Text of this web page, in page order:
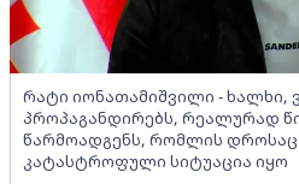
რატი იონათამიშვილი - ხალხი,
პროპაგანდირებს, რეალურად
წარმოადგენს, რომლის
კატასტროფული სიტუაცია იყო